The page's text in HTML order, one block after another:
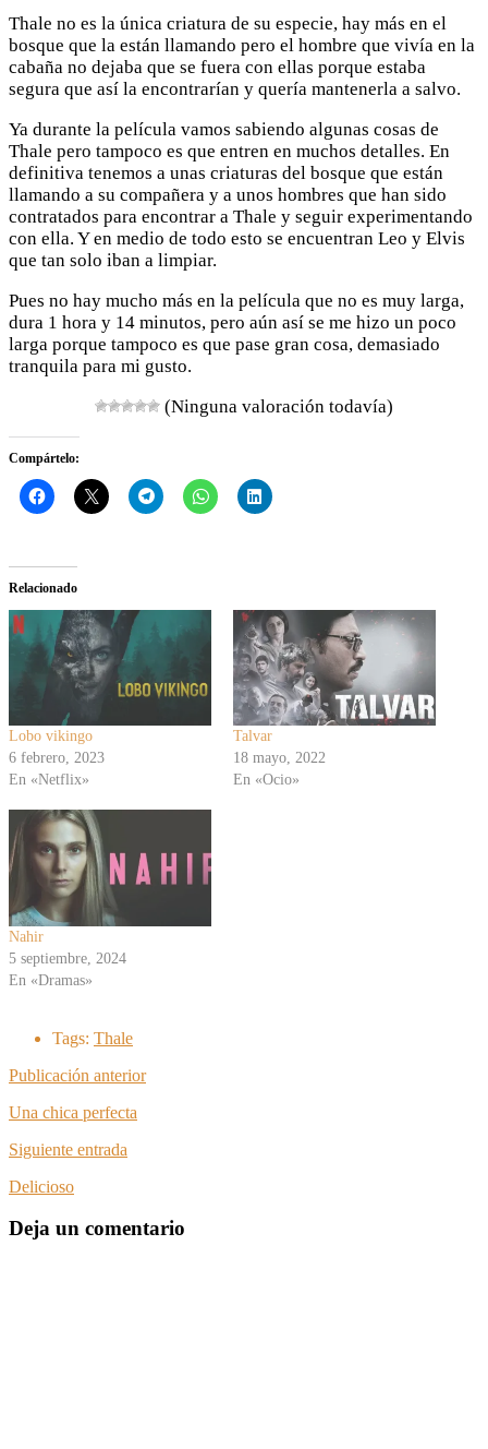
Thale no es la única criatura de su especie, hay más en el
bosque que la están llamando pero el hombre que vivía en la
cabaña no dejaba que se fuera con ellas porque estaba
segura que así la encontrarían y quería mantenerla a salvo.
Ya durante la película vamos sabiendo algunas cosas de
Thale pero tampoco es que entren en muchos detalles. En
definitiva tenemos a unas criaturas del bosque que están
llamando a su compañera y a unos hombres que han sido
contratados para encontrar a Thale y seguir experimentando
con ella. Y en medio de todo esto se encuentran Leo y Elvis
que tan solo iban a limpiar.
Pues no hay mucho más en la película que no es muy larga,
dura 1 hora y 14 minutos, pero aún así se me hizo un poco
larga porque tampoco es que pase gran cosa, demasiado
tranquila para mi gusto.
(Ninguna valoración todavía)
Compártelo:
Relacionado
Lobo vikingo
6 febrero, 2023
En «Netflix»
Talvar
18 mayo, 2022
En «Ocio»
Nahir
5 septiembre, 2024
En «Dramas»
Tags: Thale
Publicación anterior
Una chica perfecta
Siguiente entrada
Delicioso
Deja un comentario